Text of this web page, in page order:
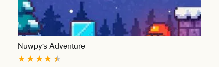
Nuwpy's Adventure
★
★
★
★
★